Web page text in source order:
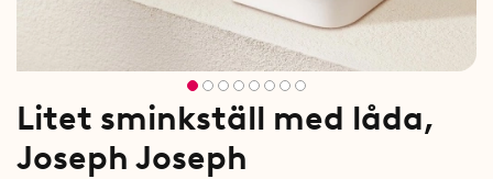
Litet sminkställ med låda,
Joseph Joseph